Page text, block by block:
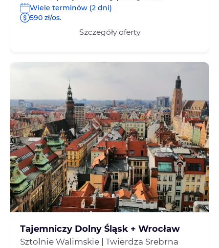
Wiele terminów (2 dni)
590 zł/os.
Szczegóły oferty
Tajemniczy Dolny Śląsk + Wrocław
Sztolnie Walimskie | Twierdza Srebrna